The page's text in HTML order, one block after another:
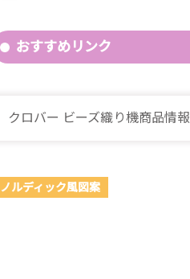
おすすめリンク
クロバー ビーズ織り機商品情報
ノルディック風図案